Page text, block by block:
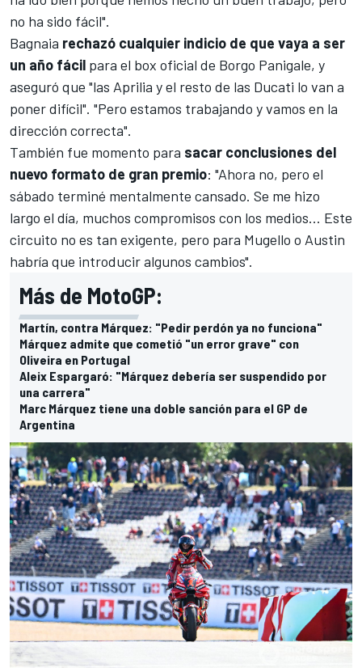
no ha sido fácil".
Bagnaia rechazó cualquier indicio de que vaya a ser
un año fácil para el box oficial de Borgo Panigale, y
aseguró que "las Aprilia y el resto de las Ducati lo van a
poner difícil". "Pero estamos trabajando y vamos en la
dirección correcta".
También fue momento para sacar conclusiones del
nuevo formato de gran premio: "Ahora no, pero el
sábado terminé mentalmente cansado. Se me hizo
largo el día, muchos compromisos con los medios... Este
circuito no es tan exigente, pero para Mugello o Austin
habría que introducir algunos cambios".
Más de MotoGP:
Martín, contra Márquez: "Pedir perdón ya no funciona"
Márquez admite que cometió "un error grave" con
Oliveira en Portugal
Aleix Espargaró: "Márquez debería ser suspendido por
una carrera"
Marc Márquez tiene una doble sanción para el GP de
Argentina